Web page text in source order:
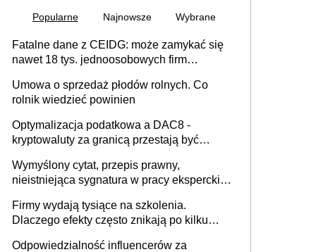
Popularne Najnowsze Wybrane
Fatalne dane z CEIDG: może zamykać się
nawet 18 tys. jednoosobowych firm
Umowa o sprzedaż płodów rolnych. Co
rolnik wiedzieć powinien
Optymalizacja podatkowa a DAC8 -
kryptowaluty za granicą przestają być
Wymyślony cytat, przepis prawny,
nieistniejąca sygnatura w pracy eksperckiej -
firmie
Firmy wydają tysiące na szkolenia.
Dlaczego efekty często znikają po kilku
Odpowiedzialność influencerów za